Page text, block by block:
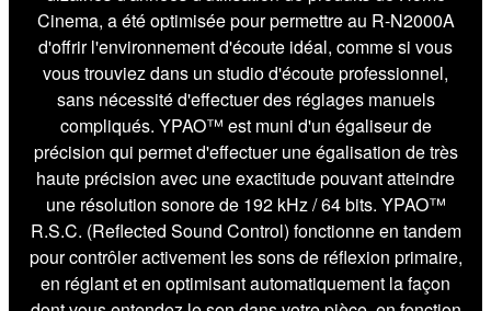
Cinema, a été optimisée pour permettre au R-N2000A
d'offrir l'environnement d'écoute idéal, comme si vous
vous trouviez dans un studio d'écoute professionnel,
sans nécessité d'effectuer des réglages manuels
compliqués. YPAO™ est muni d'un égaliseur de
précision qui permet d'effectuer une égalisation de très
haute précision avec une exactitude pouvant atteindre
une résolution sonore de 192 kHz / 64 bits. YPAO™
R.S.C. (Reflected Sound Control) fonctionne en tandem
pour contrôler activement les sons de réflexion primaire,
en réglant et en optimisant automatiquement la façon